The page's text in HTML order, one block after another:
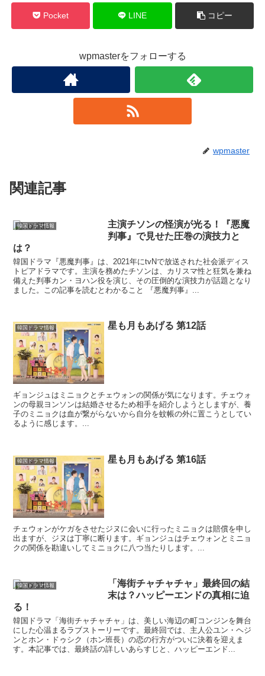
Pocket LINE コピー
wpmasterをフォローする
wpmaster
関連記事
韓国ドラマ情報
主演チソンの怪演が光る！『悪魔
判事』で見せた圧巻の演技力と
は？
韓国ドラマ『悪魔判事』は、2021年にtvNで放送された社会派ディス
トピアドラマです。主演を務めたチソンは、カリスマ性と狂気を兼ね
備えた判事カン・ヨハン役を演じ、その圧倒的な演技力が話題となり
ました。この記事を読むとわかること 『悪魔判事』...
韓国ドラマ情報 星も月もあげる 第12話
ギョンジュはミニョクとチェウォンの関係が気になります。チェウォ
ンの母親ヨンソンは結婚させるため相手を紹介しようとしますが、養
子のミニョクは血が繋がらないから自分を蚊帳の外に置こうとしてい
るように感じます。...
韓国ドラマ情報 星も月もあげる 第16話
チェウォンがケガをさせたジヌに会いに行ったミニョクは賠償を申し
出ますが、ジヌは丁寧に断ります。ギョンジュはチェウォンとミニョ
クの関係を勘違いしてミニョクに八つ当たりします。...
韓国ドラマ情報
「海街チャチャチャ」最終回の結
末は？ハッピーエンドの真相に迫
る！
韓国ドラマ「海街チャチャチャ」は、美しい海辺の町コンジンを舞台
にした心温まるラブストーリーです。最終回では、主人公ユン・ヘジ
ンとホン・ドゥシク（ホン班長）の恋の行方がついに決着を迎えま
す。本記事では、最終話の詳しいあらすじと、ハッピーエンド...